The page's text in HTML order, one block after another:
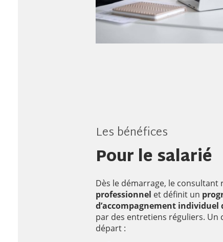
Les bénéfices
Pour le salarié
Dès le démarrage, le consultant
professionnel et définit un
d’accompagnement individuel
par des entretiens réguliers. Un
départ :